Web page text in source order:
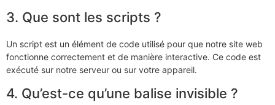
3. Que sont les scripts ?
Un script est un élément de code utilisé pour que notre site web
fonctionne correctement et de manière interactive. Ce code est
exécuté sur notre serveur ou sur votre appareil.
4. Qu’est-ce qu’une balise invisible ?